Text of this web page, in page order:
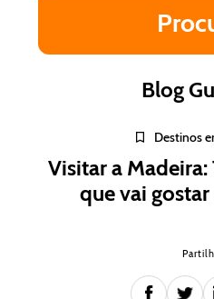
Blog
Destinos
Visitar a Madeira:
que vai